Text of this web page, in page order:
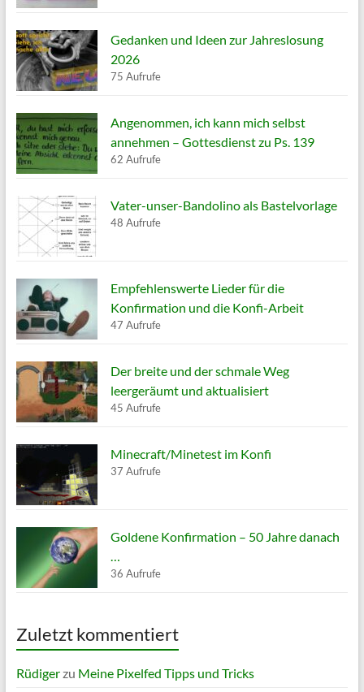
Gedanken und Ideen zur Jahreslosung
2026
75 Aufrufe
Angenommen, ich kann mich selbst
annehmen – Gottesdienst zu Ps. 139
62 Aufrufe
Vater-unser-Bandolino als Bastelvorlage
48 Aufrufe
Empfehlenswerte Lieder für die
Konfirmation und die Konfi-Arbeit
47 Aufrufe
Der breite und der schmale Weg
leergeräumt und aktualisiert
45 Aufrufe
Minecraft/Minetest im Konfi
37 Aufrufe
Goldene Konfirmation – 50 Jahre danach
…
36 Aufrufe
Zuletzt kommentiert
Rüdigerzu Meine Pixelfed Tipps und Tricks